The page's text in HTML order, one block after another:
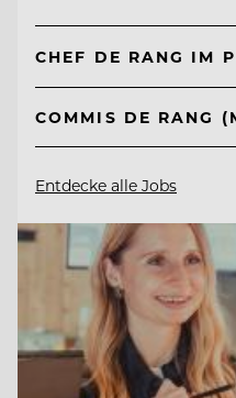
CHEF DE RANG IM
COMMIS DE RANG
Entdecke alle Jobs